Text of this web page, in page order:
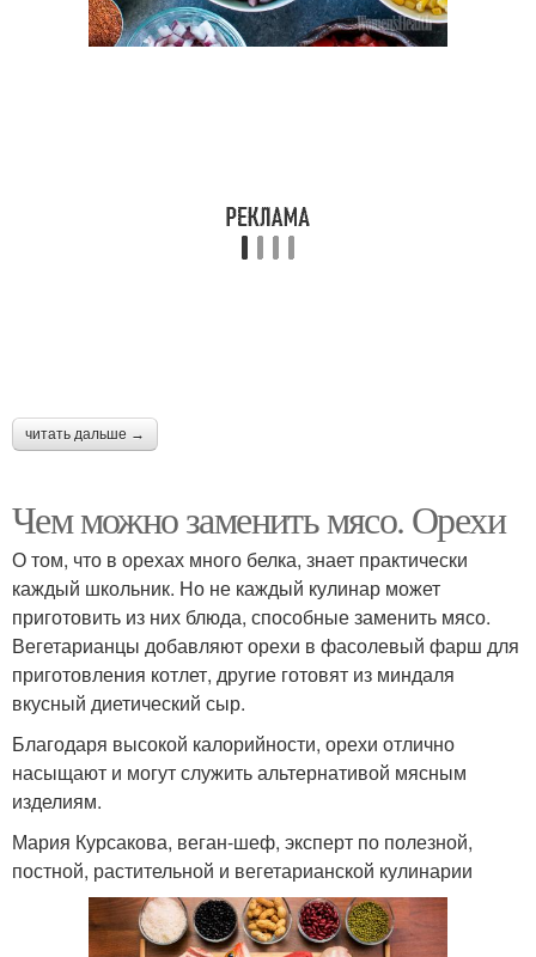
читать дальше →
Чем можно заменить мясо. Орехи
О том, что в орехах много белка, знает практически
каждый школьник. Но не каждый кулинар может
приготовить из них блюда, способные заменить мясо.
Вегетарианцы добавляют орехи в фасолевый фарш для
приготовления котлет, другие готовят из миндаля
вкусный диетический сыр.
Благодаря высокой калорийности, орехи отлично
насыщают и могут служить альтернативой мясным
изделиям.
Мария Курсакова, веган-шеф, эксперт по полезной,
постной, растительной и вегетарианской кулинарии